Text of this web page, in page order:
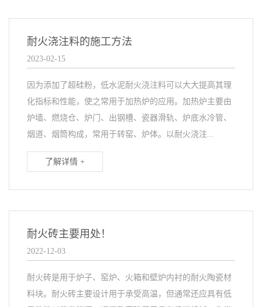
耐火浇注料的施工方法
2023-02-15
因为添加了超硅粉，低水泥耐火浇注料可以大大提高其理
化指标和性能，使之常用于加热炉的应用。加热炉主要由
炉墙、燃烧仓、炉门、出钢槽、瓷器滑轨、炉底水冷管、
烟道、烟筒构成，常用于转窑、炉体。以耐火浇注...
了解详情 +
耐火砖主要用处！
2022-12-03
耐火砖是用于炉子、窑炉、火箱和壁炉内衬的耐火陶瓷材
料块。耐火砖主要设计用于承受高温，但通常还应具有低